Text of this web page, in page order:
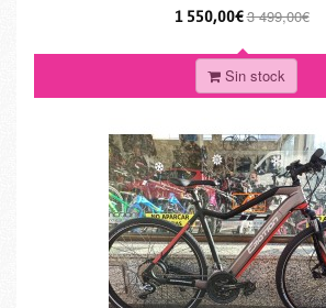
1 550,00€3 499,00€
Sin stock